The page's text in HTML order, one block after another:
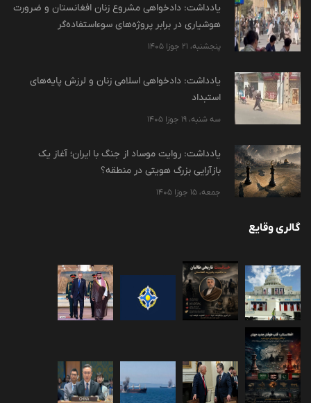
یادداشت: دادخواهی مشروع زنان افغانستان و ضرورت
هوشیاری در برابر پروژه‌های سوءاستفاده‌گر
پنجشنبه، 21 جوزا 1405
یادداشت: دادخواهی اسلامی زنان و لرزش پایه‌های
استبداد
سه شنبه، 19 جوزا 1405
یادداشت: روایت موساد از جنگ با ایران؛ آغاز یک
بازآرایی بزرگ هویتی در منطقه؟
جمعه، 15 جوزا 1405
گالری وقایع